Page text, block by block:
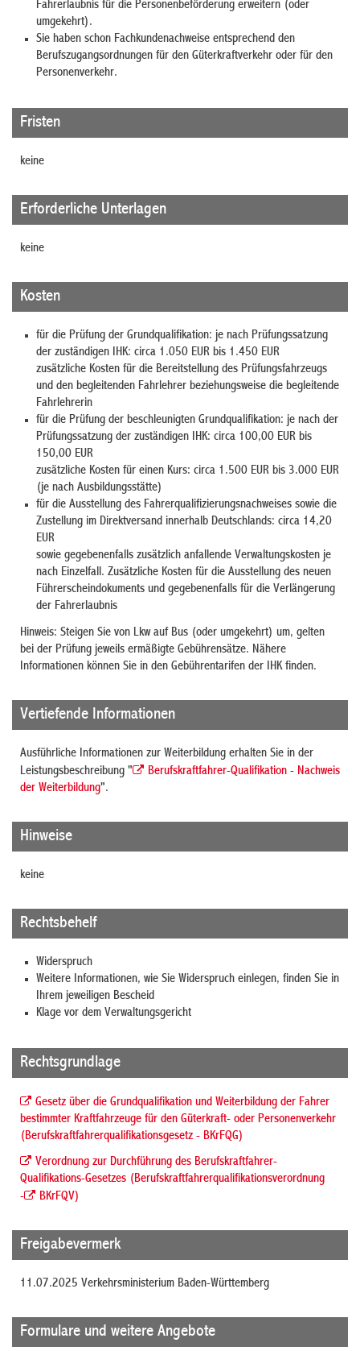
Fahrerlaubnis für die Personenbeförderung erweitern (oder
umgekehrt).
Sie haben schon Fachkundenachweise entsprechend den
Berufszugangsordnungen für den Güterkraftverkehr oder für den
Personenverkehr.
Fristen
keine
Erforderliche Unterlagen
keine
Kosten
für die Prüfung der Grundqualifikation: je nach Prüfungssatzung
der zuständigen IHK: circa 1.050 EUR bis 1.450 EUR
zusätzliche Kosten für die Bereitstellung des Prüfungsfahrzeugs
und den begleitenden Fahrlehrer beziehungsweise die begleitende
Fahrlehrerin
für die Prüfung der beschleunigten Grundqualifikation: je nach der
Prüfungssatzung der zuständigen IHK: circa 100,00 EUR bis
150,00 EUR
zusätzliche Kosten für einen Kurs: circa 1.500 EUR bis 3.000 EUR
(je nach Ausbildungsstätte)
für die Ausstellung des Fahrerqualifizierungsnachweises sowie die
Zustellung im Direktversand innerhalb Deutschlands: circa 14,20
EUR
sowie gegebenenfalls zusätzlich anfallende Verwaltungskosten je
nach Einzelfall. Zusätzliche Kosten für die Ausstellung des neuen
Führerscheindokuments und gegebenenfalls für die Verlängerung
der Fahrerlaubnis
Hinweis: Steigen Sie von Lkw auf Bus (oder umgekehrt) um, gelten
bei der Prüfung jeweils ermäßigte Gebührensätze. Nähere
Informationen können Sie in den Gebührentarifen der IHK finden.
Vertiefende Informationen
Ausführliche Informationen zur Weiterbildung erhalten Sie in der
Leistungsbeschreibung "
Berufskraftfahrer-Qualifikation - Nachweis
der Weiterbildung".
Hinweise
keine
Rechtsbehelf
Widerspruch
Weitere Informationen, wie Sie Widerspruch einlegen, finden Sie in
Ihrem jeweiligen Bescheid
Klage vor dem Verwaltungsgericht
Rechtsgrundlage
Gesetz über die Grundqualifikation und Weiterbildung der Fahrer
bestimmter Kraftfahrzeuge für den Güterkraft- oder Personenverkehr
(Berufskraftfahrerqualifikationsgesetz - BKrFQG)
Verordnung zur Durchführung des Berufskraftfahrer-
Qualifikations-Gesetzes (Berufskraftfahrerqualifikationsverordnung
-
BKrFQV)
Freigabevermerk
11.07.2025 Verkehrsministerium Baden-Württemberg
Formulare und weitere Angebote